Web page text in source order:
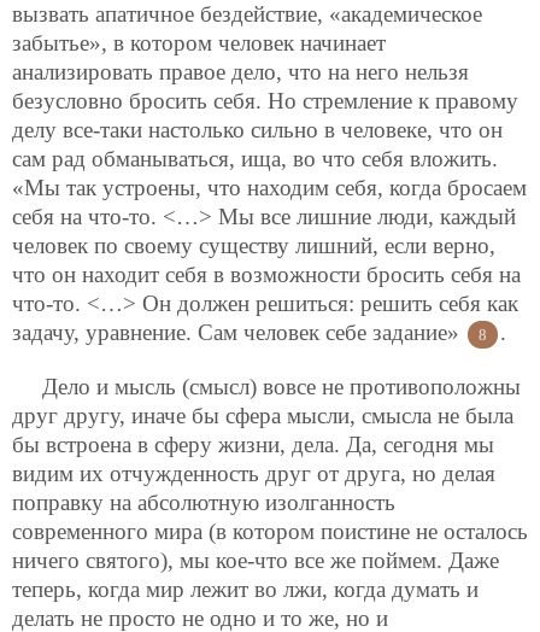
вызвать апатичное бездействие, «академическое
забытье», в котором человек начинает
анализировать правое дело, что на него нельзя
безусловно бросить себя. Но стремление к правому
делу все-таки настолько сильно в человеке, что он
сам рад обманываться, ища, во что себя вложить.
«Мы так устроены, что находим себя, когда бросаем
себя на что-то. <…> Мы все лишние люди, каждый
человек по своему существу лишний, если верно,
что он находит себя в возможности бросить себя на
что-то. <…> Он должен решиться: решить себя как
задачу, уравнение. Сам человек себе задание»
8 .
Дело и мысль (смысл) вовсе не противоположны
друг другу, иначе бы сфера мысли, смысла не была
бы встроена в сферу жизни, дела. Да, сегодня мы
видим их отчужденность друг от друга, но делая
поправку на абсолютную изолганность
современного мира (в котором поистине не осталось
ничего святого), мы кое-что все же поймем. Даже
теперь, когда мир лежит во лжи, когда думать и
делать не просто не одно и то же, но и